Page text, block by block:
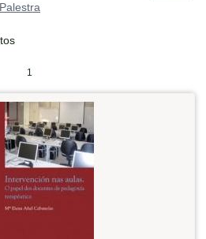
Palestra
1